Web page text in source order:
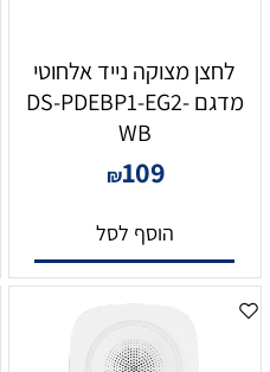
לחצן מצוקה נייד אלחוטי
מדגם DS-PDEBP1-EG2-
WB
₪109
הוסף לסל